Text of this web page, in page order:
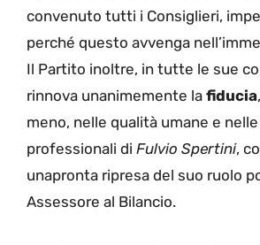
convenuto tutti i Consiglieri,
perché questo avvenga
Il Partito inoltre, in tutte le sue
rinnova unanimemente la fiducia
meno, nelle qualità umane e
professionali di Fulvio Spertini,
unapronta ripresa del suo ruolo
Assessore al Bilancio.